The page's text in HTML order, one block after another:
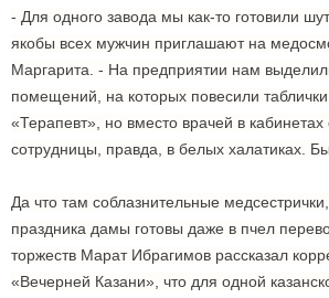
- Для одного завода мы как-то готовили
якобы всех мужчин приглашают на
Маргарита. - На предприятии нам
помещений, на которых повесили
«Терапевт», но вместо врачей в
сотрудницы, правда, в белых халатиках.
Да что там соблазнительные
праздника дамы готовы даже в пчел
торжеств Марат Ибрагимов рассказал
«Вечерней Казани», что для одной